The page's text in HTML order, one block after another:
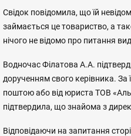
Свідок повідомила, що їй
займається це товариство, а
нічого не відомо про питання
Водночас Філатова А.А.
дорученням свого керівника.
поштою або від юриста ТОВ
підтвердила, що знайома з
Відповідаючи на запитання